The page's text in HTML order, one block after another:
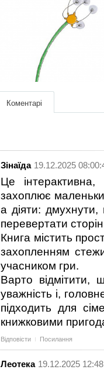
Коментарі
Зінаїда 19.12.2025
Це
захоплює
а діяти: дмухнути,
перевертати
Книга містить
захопленням
учасником гри.
Варто відмітити,
уважність і,
підходить для
книжковими
Відповісти Посилання
Леотека 19.12.2025